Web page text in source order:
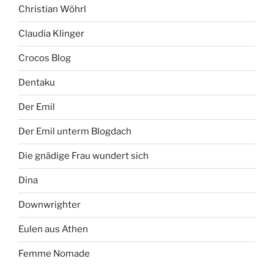
Christian Wöhrl
Claudia Klinger
Crocos Blog
Dentaku
Der Emil
Der Emil unterm Blogdach
Die gnädige Frau wundert sich
Dina
Downwrighter
Eulen aus Athen
Femme Nomade